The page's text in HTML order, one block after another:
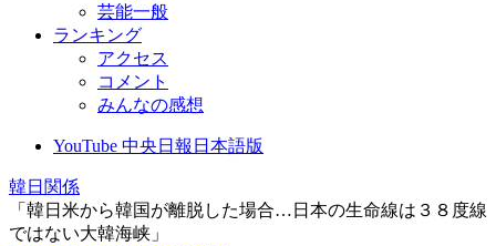
芸能一般
ランキング
アクセス
コメント
みんなの感想
YouTube 中央日報日本語版
韓日関係
「韓日米から韓国が離脱した場合…日本の生命線は３８度線
ではない大韓海峡」